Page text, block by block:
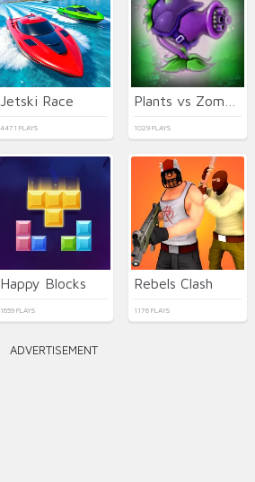
Jetski Race
4471 PLAYS 1029 PLAYS
Happy Blocks
1659 PLAYS
Rebels Clash
1176 PLAYS
ADVERTISEMENT